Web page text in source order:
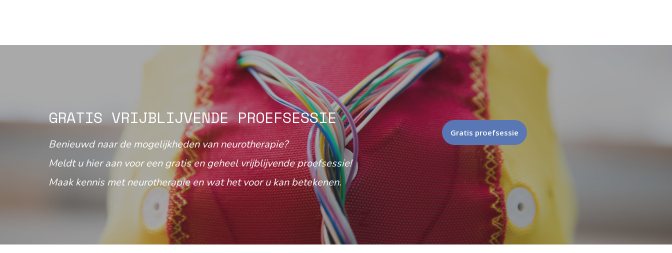
GRATIS VRIJBLIJVENDE PROEFSESSIE
Benieuwd naar de mogelijkheden van neurotherapie?
Meldt u hier aan voor een gratis en geheel vrijblijvende proefsessie!
Maak kennis met neurotherapie en wat het voor u kan betekenen.
Gratis proefsessie